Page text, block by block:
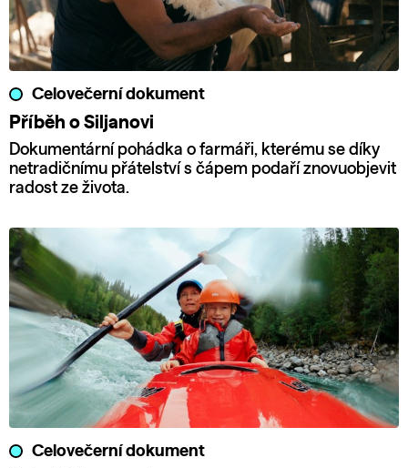
Celovečerní dokument
Příběh o Siljanovi
Dokumentární pohádka o farmáři, kterému se díky
netradičnímu přátelství s čápem podaří znovuobjevit
radost ze života.
Celovečerní dokument